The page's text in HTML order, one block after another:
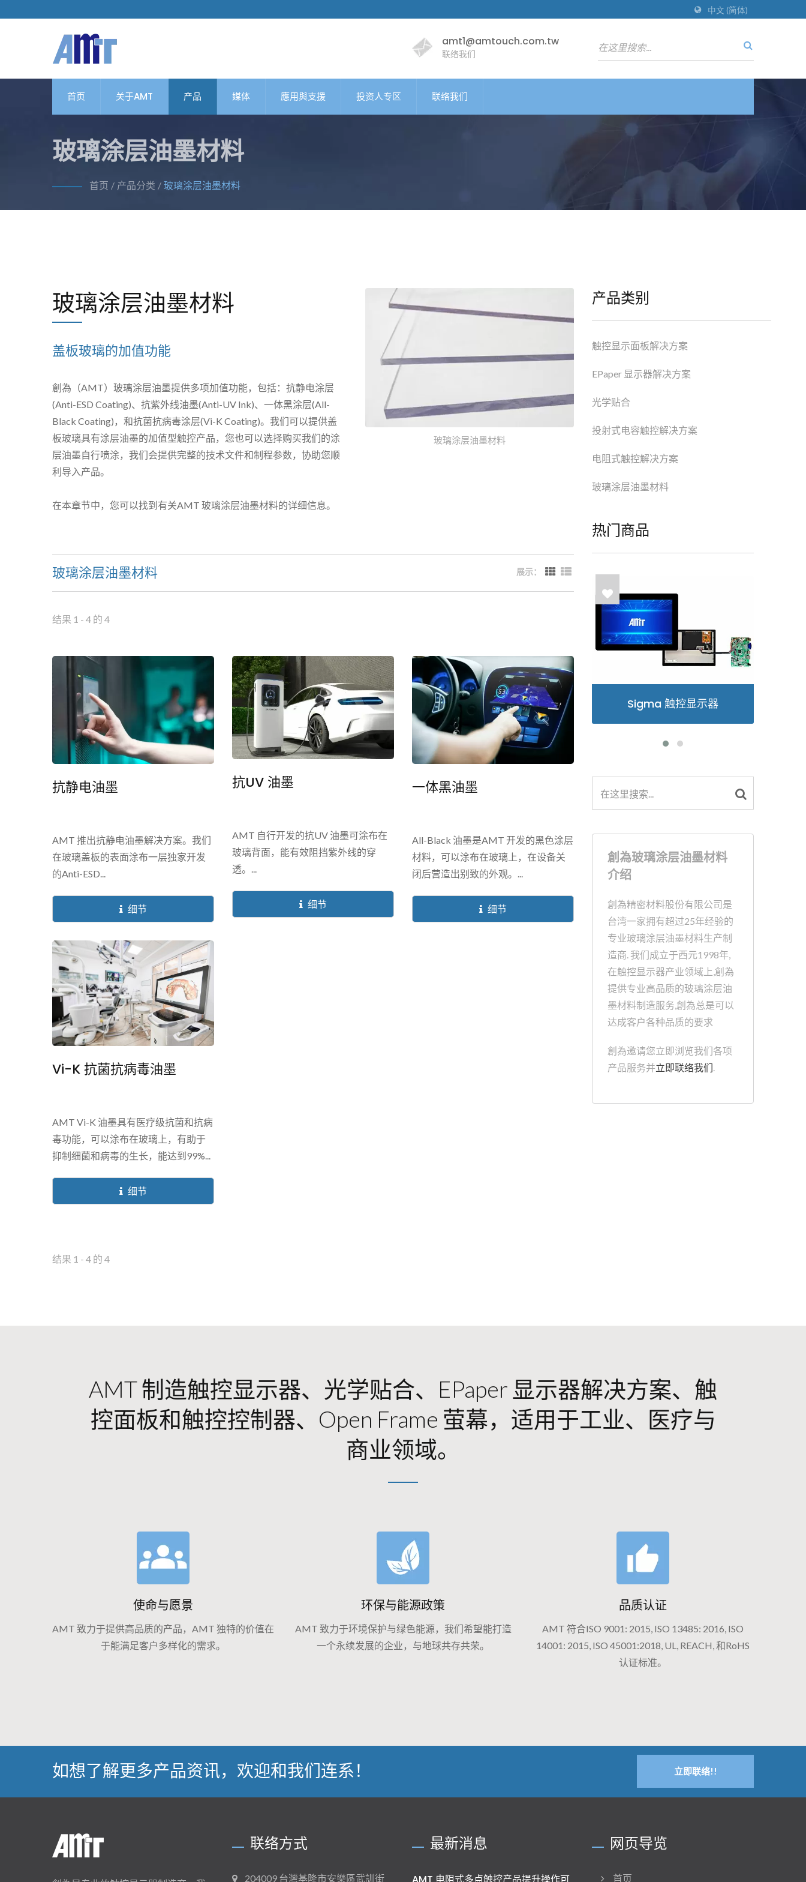
中文 (简体)
amt1@amtouch.com.tw
联络我们
首页 关于AMT 产品 媒体 應用與支援 投资人专区 联络我们
玻璃涂层油墨材料
首页 / 产品分类 / 玻璃涂层油墨材料
玻璃涂层油墨材料
玻璃涂层油墨材料
盖板玻璃的加值功能
創為（AMT）玻璃涂层油墨提供多项加值功能，包括：抗静电涂层
(Anti-ESD Coating)、抗紫外线油墨(Anti-UV Ink)、一体黑涂层(All-
Black Coating)，和抗菌抗病毒涂层(Vi-K Coating)。我们可以提供盖
板玻璃具有涂层油墨的加值型触控产品，您也可以选择购买我们的涂
层油墨自行喷涂，我们会提供完整的技术文件和制程参数，协助您顺
利导入产品。
在本章节中，您可以找到有关AMT 玻璃涂层油墨材料的详细信息。
玻璃涂层油墨材料 展示：
结果 1 - 4 的 4
抗静电油墨
AMT 推出抗静电油墨解决方案。我们
在玻璃盖板的表面涂布一层独家开发
的Anti-ESD...
细节
抗UV 油墨
AMT 自行开发的抗UV 油墨可涂布在
玻璃背面，能有效阻挡紫外线的穿
透。...
细节
一体黑油墨
All-Black 油墨是AMT 开发的黑色涂层
材料，可以涂布在玻璃上，在设备关
闭后营造出别致的外观。...
细节
Vi-K 抗菌抗病毒油墨
AMT Vi-K 油墨具有医疗级抗菌和抗病
毒功能，可以涂布在玻璃上，有助于
抑制细菌和病毒的生长，能达到99%...
细节
结果 1 - 4 的 4
产品类别
触控显示面板解决方案
EPaper 显示器解决方案
光学贴合
投射式电容触控解决方案
电阻式触控解决方案
玻璃涂层油墨材料
热门商品
Sigma 触控显示器 光学贴合服务 Sigma 触控显示器 光学贴合服务
創為玻璃涂层油墨材料
介绍
創為精密材料股份有限公司是
台湾一家拥有超过25年经验的
专业玻璃涂层油墨材料生产制
造商. 我们成立于西元1998年,
在触控显示器产业领域上,創為
提供专业高品质的玻璃涂层油
墨材料制造服务,創為总是可以
达成客户各种品质的要求
創為邀请您立即浏览我们各项
产品服务并立即联络我们.
AMT 制造触控显示器、光学贴合、ePaper 显示器解决方案、触
控面板和触控控制器、Open Frame 萤幕，适用于工业、医疗与
商业领域。
使命与愿景
AMT 致力于提供高品质的产品，AMT 独特的价值在
于能满足客户多样化的需求。
环保与能源政策
AMT 致力于环境保护与绿色能源，我们希望能打造
一个永续发展的企业，与地球共存共荣。
品质认证
AMT 符合ISO 9001: 2015, ISO 13485: 2016, ISO
14001: 2015, ISO 45001:2018, UL, REACH, 和RoHS
认证标准。
如想了解更多产品资讯，欢迎和我们连系！ 立即联络!!
联络方式
204009 台灣基隆市安樂區武訓街
最新消息 网页导览
首页